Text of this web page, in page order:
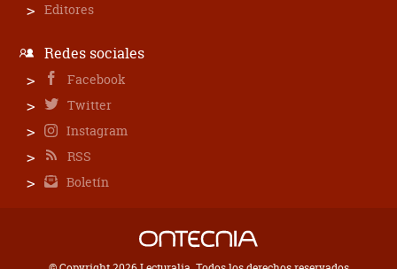
Editores
Redes sociales
Facebook
Twitter
Instagram
RSS
Boletín